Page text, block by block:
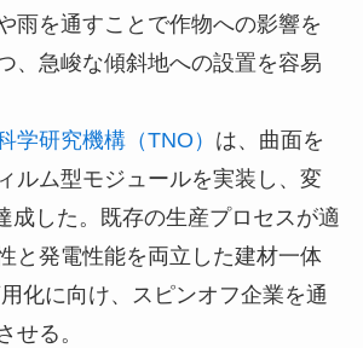
雨を通すことで作物への影響を
、急峻な傾斜地への設置を容易
学研究機構（TNO） は、曲面を
ルム型モジュールを実装し、変
成した。既存の生産プロセスが適
と発電性能を両立した建材一体
化に向け、スピンオフ企業を通
せる。